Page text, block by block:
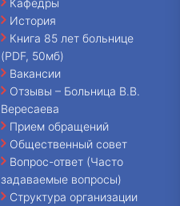
Кафедры
История
Книга 85 лет больнице
(PDF, 50мб)
Вакансии
Отзывы – Больница В.В.
Вересаева
Прием обращений
Общественный совет
Вопрос-ответ (Часто
задаваемые вопросы)
Структура организации